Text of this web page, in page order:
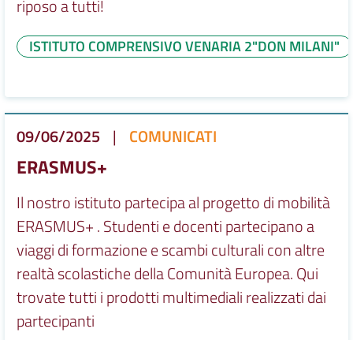
riposo a tutti!
ISTITUTO COMPRENSIVO VENARIA 2"DON MILANI"
09/06/2025 | COMUNICATI
ERASMUS+
Il nostro istituto partecipa al progetto di mobilità
ERASMUS+ . Studenti e docenti partecipano a
viaggi di formazione e scambi culturali con altre
realtà scolastiche della Comunità Europea. Qui
trovate tutti i prodotti multimediali realizzati dai
partecipanti